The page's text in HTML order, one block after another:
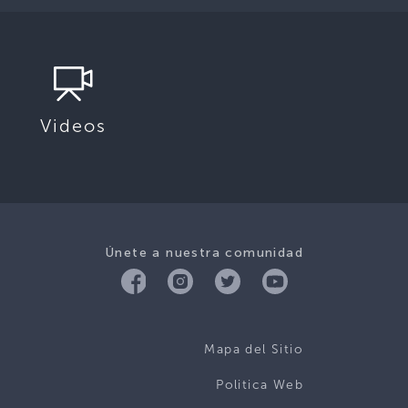
Videos
Únete a nuestra comunidad
Mapa del Sitio
Politica Web